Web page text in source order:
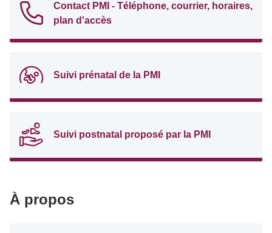
Contact PMI - Téléphone, courrier, horaires,
plan d'accès
Suivi prénatal de la PMI
Suivi postnatal proposé par la PMI
À propos